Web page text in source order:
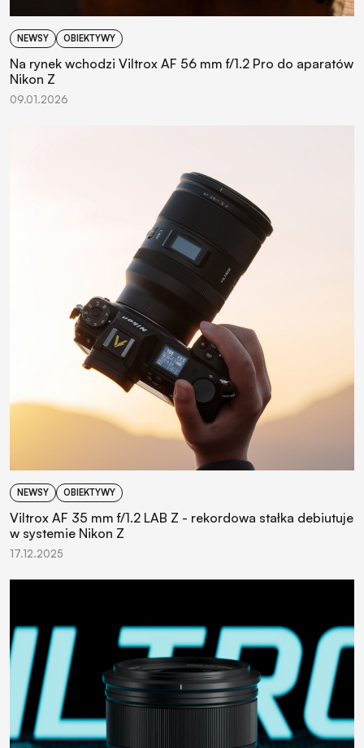
NEWSY OBIEKTYWY
Na rynek wchodzi Viltrox AF 56 mm f/1.2 Pro do aparatów
Nikon Z
09.01.2026
NEWSY OBIEKTYWY
Viltrox AF 35 mm f/1.2 LAB Z - rekordowa stałka debiutuje
w systemie Nikon Z
17.12.2025